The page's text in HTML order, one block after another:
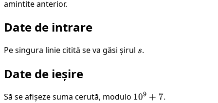
amintite anterior.
Date de intrare
Pe singura linie citită se va găsi șirul s
s.
Date de ieșire
Să se afișeze suma cerută, modulo 10^9
109 + 7.